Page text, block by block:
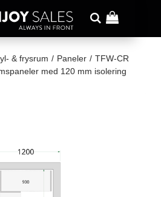
& frysrum / Paneler / TFW-CR
med 120 mm isolering